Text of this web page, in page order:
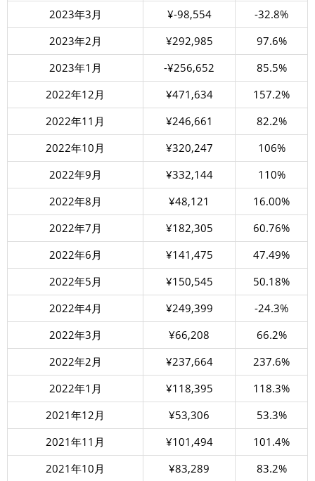
2023年3月
¥-98,554
-32.8%
2023年2月
¥292,985
97.6%
2023年1月
-¥256,652
85.5%
2022年12月
¥471,634
157.2%
2022年11月
¥246,661
82.2%
2022年10月
¥320,247
106%
2022年9月
¥332,144
110%
2022年8月
¥48,121
16.00%
2022年7月
¥182,305
60.76%
2022年6月
¥141,475
47.49%
2022年5月
¥150,545
50.18%
2022年4月
¥249,399
-24.3%
2022年3月
¥66,208
66.2%
2022年2月
¥237,664
237.6%
2022年1月
¥118,395
118.3%
2021年12月
¥53,306
53.3%
2021年11月
¥101,494
101.4%
2021年10月
¥83,289
83.2%